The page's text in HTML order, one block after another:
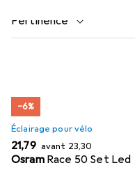
Pertinence
−6%
Éclairage pour vélo
EUR
21,79 avant EUR
23,30
Osram Race 50 Set Led